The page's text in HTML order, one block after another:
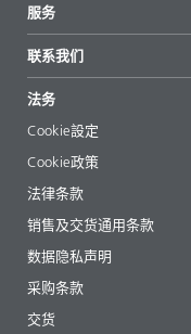
新闻和媒体
地区和分销商
展会和活动
可持续产品
成功案例
EcoVadis
认证
服务
起始配方
文章
电子书
法规事务
助剂指南 App
视频
下载
联系我们
法务
Cookie設定
Cookie政策
法律条款
销售及交货通用条款
数据隐私声明
采购条款
交货